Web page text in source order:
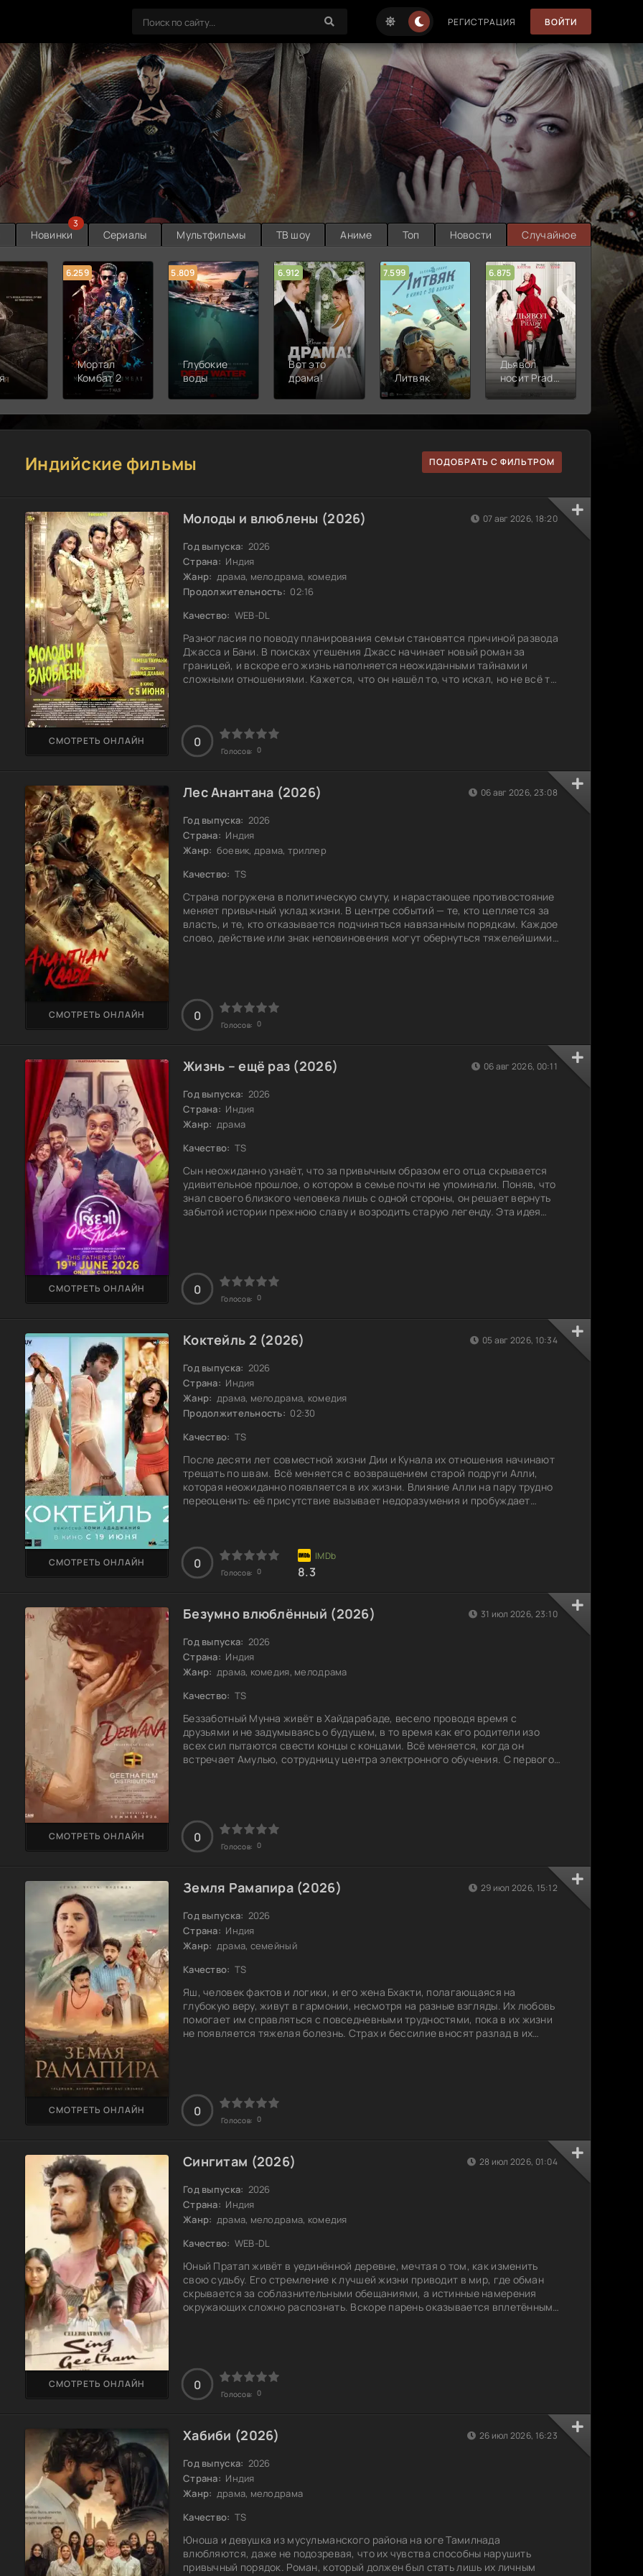
РЕГИСТРАЦИЯ ВОЙТИ
Новинки
3
Сериалы Мультфильмы ТВ шоу Аниме Топ Новости Случайное
6.259
Мортал
Комбат 2
5.809
Глубокие
воды
6.912
Вот это
драма!
7.599
Литвяк
6.875
Дьявол
носит Prada
2
6.314
Индийские фильмы ПОДОБРАТЬ С ФИЛЬТРОМ
Молоды и влюблены (2026)
Год выпуска: 2026
Страна: Индия
Жанр: драма, мелодрама, комедия
Продолжительность: 02:16
Качество: WEB-DL
Разногласия по поводу планирования семьи становятся причиной развода
Джасса и Бани. В поисках утешения Джасс начинает новый роман за
границей, и вскоре его жизнь наполняется неожиданными тайнами и
сложными отношениями. Кажется, что он нашёл то, что искал, но не всё так
СМОТРЕТЬ ОНЛАЙН 0
Голосов: 0
07 авг 2026, 18:20
Лес Анантана (2026)
Год выпуска: 2026
Страна: Индия
Жанр: боевик, драма, триллер
Качество: TS
Страна погружена в политическую смуту, и нарастающее противостояние
меняет привычный уклад жизни. В центре событий — те, кто цепляется за
власть, и те, кто отказывается подчиняться навязанным порядкам. Каждое
слово, действие или знак неповиновения могут обернуться тяжелейшими
СМОТРЕТЬ ОНЛАЙН 0
Голосов: 0
06 авг 2026, 23:08
Жизнь – ещё раз (2026)
Год выпуска: 2026
Страна: Индия
Жанр: драма
Качество: TS
Сын неожиданно узнаёт, что за привычным образом его отца скрывается
удивительное прошлое, о котором в семье почти не упоминали. Поняв, что
знал своего близкого человека лишь с одной стороны, он решает вернуть
забытой истории прежнюю славу и возродить старую легенду. Эта идея
СМОТРЕТЬ ОНЛАЙН 0
Голосов: 0
06 авг 2026, 00:11
Коктейль 2 (2026)
Год выпуска: 2026
Страна: Индия
Жанр: драма, мелодрама, комедия
Продолжительность: 02:30
Качество: TS
После десяти лет совместной жизни Дии и Кунала их отношения начинают
трещать по швам. Всё меняется с возвращением старой подруги Алли,
которая неожиданно появляется в их жизни. Влияние Алли на пару трудно
переоценить: её присутствие вызывает недоразумения и пробуждает
справиться с новыми вызовами,
СМОТРЕТЬ ОНЛАЙН 0
Голосов: 0 8.3
05 авг 2026, 10:34
Безумно влюблённый (2026)
Год выпуска: 2026
Страна: Индия
Жанр: драма, комедия, мелодрама
Качество: TS
Беззаботный Мунна живёт в Хайдарабаде, весело проводя время с
друзьями и не задумываясь о будущем, в то время как его родители изо
всех сил пытаются свести концы с концами. Всё меняется, когда он
встречает Амулью, сотрудницу центра электронного обучения. С первого
СМОТРЕТЬ ОНЛАЙН 0
Голосов: 0
31 июл 2026, 23:10
Земля Рамапира (2026)
Год выпуска: 2026
Страна: Индия
Жанр: драма, семейный
Качество: TS
Яш, человек фактов и логики, и его жена Бхакти, полагающаяся на
глубокую веру, живут в гармонии, несмотря на разные взгляды. Их любовь
помогает им справляться с повседневными трудностями, пока в их жизни
не появляется тяжелая болезнь. Страх и бессилие вносят разлад в их
СМОТРЕТЬ ОНЛАЙН 0
Голосов: 0
29 июл 2026, 15:12
Сингитам (2026)
Год выпуска: 2026
Страна: Индия
Жанр: драма, мелодрама, комедия
Качество: WEB-DL
Юный Пратап живёт в уединённой деревне, мечтая о том, как изменить
свою судьбу. Его стремление к лучшей жизни приводит в мир, где обман
скрывается за соблазнительными обещаниями, а истинные намерения
окружающих сложно распознать. Вскоре парень оказывается вплетённым в
СМОТРЕТЬ ОНЛАЙН 0
Голосов: 0
28 июл 2026, 01:04
Хабиби (2026)
Год выпуска: 2026
Страна: Индия
Жанр: драма, мелодрама
Качество: TS
Юноша и девушка из мусульманского района на юге Тамилнада
влюбляются, даже не подозревая, что их чувства способны нарушить
привычный порядок. Роман, который должен был стать лишь их личным
26 июл 2026, 16:23